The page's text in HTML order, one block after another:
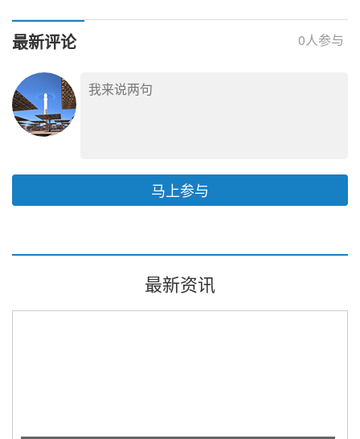
察调研
最新评论 0人参与
马上参与
最新资讯